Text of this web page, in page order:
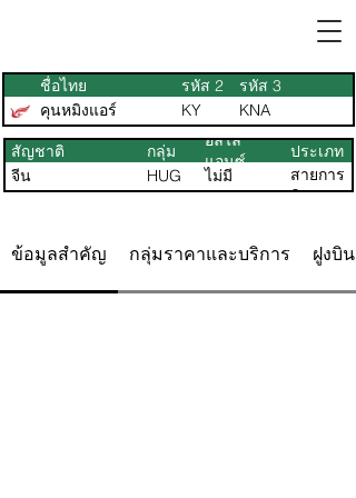
ชื่อไทย รหัส 2
รหัส 3
คุนหมิงแอร์
KY KNA
สัญชาติ กลุ่ม
อัลไล
แอนซ์
ประเภท
จีน
HUG ไม่มี
สายการ
บิน
ข้อมูลสำคัญ กลุ่มราคาและบริการ ฝูงบิ